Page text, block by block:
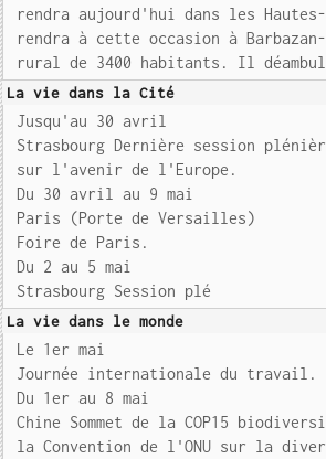
rendra aujourd'hui dans les
rendra à cette occasion à
rural de 3400 habitants. Il
La vie dans la Cité
Jusqu'au 30 avril
Strasbourg Dernière session
sur l'avenir de l'Europe.
Du 30 avril au 9 mai
Paris (Porte de Versailles)
Foire de Paris.
Du 2 au 5 mai
Strasbourg Session plé
La vie dans le monde
Le 1er mai
Journée internationale du travail.
Du 1er au 8 mai
Chine Sommet de la COP15
la Convention de l'ONU sur la